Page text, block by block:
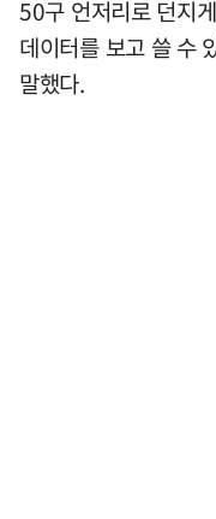
50구 언저리로 던지
데이터를 보고 쓸 수
말했다.